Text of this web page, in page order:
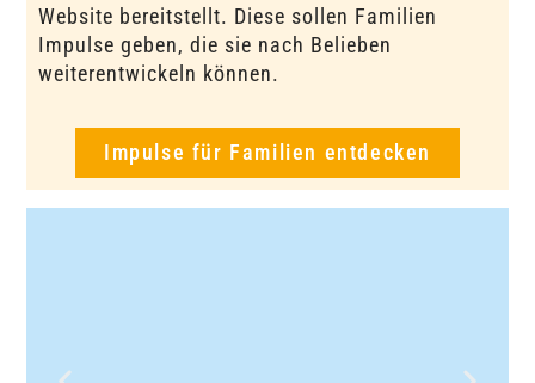
Website bereitstellt. Diese sollen Familien
Impulse geben, die sie nach Belieben
weiterentwickeln können.
Impulse für Familien entdecken